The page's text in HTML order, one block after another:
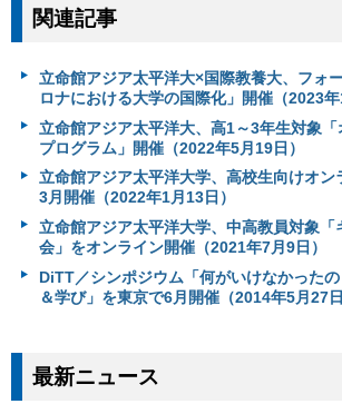
関連記事
立命館アジア太平洋大×国際教養大、フォ
ロナにおける大学の国際化」開催（2023年
立命館アジア太平洋大、高1～3年生対象
プログラム」開催（2022年5月19日）
立命館アジア太平洋大学、高校生向けオン
3月開催（2022年1月13日）
立命館アジア太平洋大学、中高教員対象「
会」をオンライン開催（2021年7月9日）
DiTT／シンポジウム「何がいけなかった
＆学び」を東京で6月開催（2014年5月27日
最新ニュース